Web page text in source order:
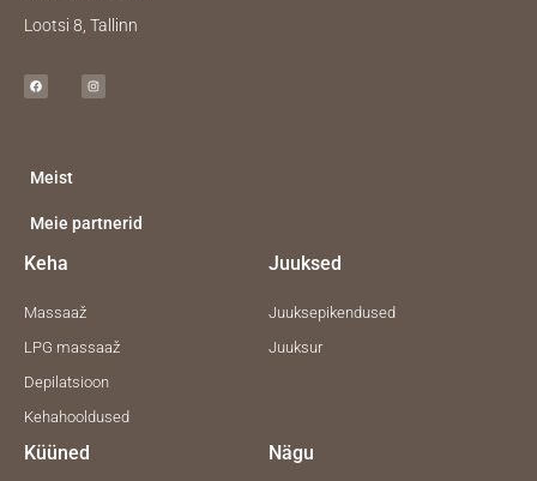
Lootsi 8, Tallinn
c
e
b
s
t
a
Meist
Meie partnerid
Keha
Massaaž
LPG massaaž
Depilatsioon
Kehahooldused
Juuksed
Juuksepikendused
Juuksur
Küüned Nägu